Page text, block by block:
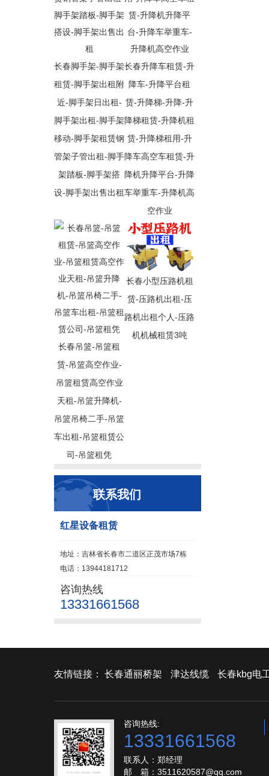
长春脚手架-脚手架
租赁-脚手架出租附
近-脚手架日出租-
脚手架出租-脚手架
移动-脚手架租赁钢
管架子管出租-脚手
架踏板-脚手架搭
设-脚手架出售出租
长春升降车租赁-升
降车-升降平台租
赁-升降梯-升降-升
降梯租赁-升降机租
赁-升降梯租用-升
降车高空车租赁-升
降机升降平台-升降
车举重车-升降机高
空作业
长春吊篮-吊篮租
赁-吊篮高空作业-
吊篮租赁高空作业
天租-吊篮升降机-
吊篮吊椅二手-吊篮
车出租-吊篮租赁公
司-吊篮租凭
长春小型压路机租
赁-压路机出租-压
路机出租个人-压路
机机械租赁3吨
联系我们
红星设备租赁
地址：吉林省长春市二道区正茂市场7栋
电话：13944181712
咨询热线
13331661568
友情链接： 长春通丽桥架 津达线缆 长春kbg电
咨询热线:
13331661568
联系人：郑经理
邮 箱：3511620587@qq.com